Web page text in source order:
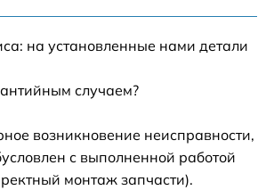
на установленные нами детали
случаем?
возникновение неисправности,
с выполненной работой
монтаж запчасти).